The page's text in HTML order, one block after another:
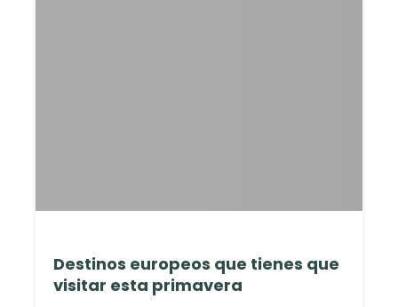
Destinos europeos que tienes que
visitar esta primavera